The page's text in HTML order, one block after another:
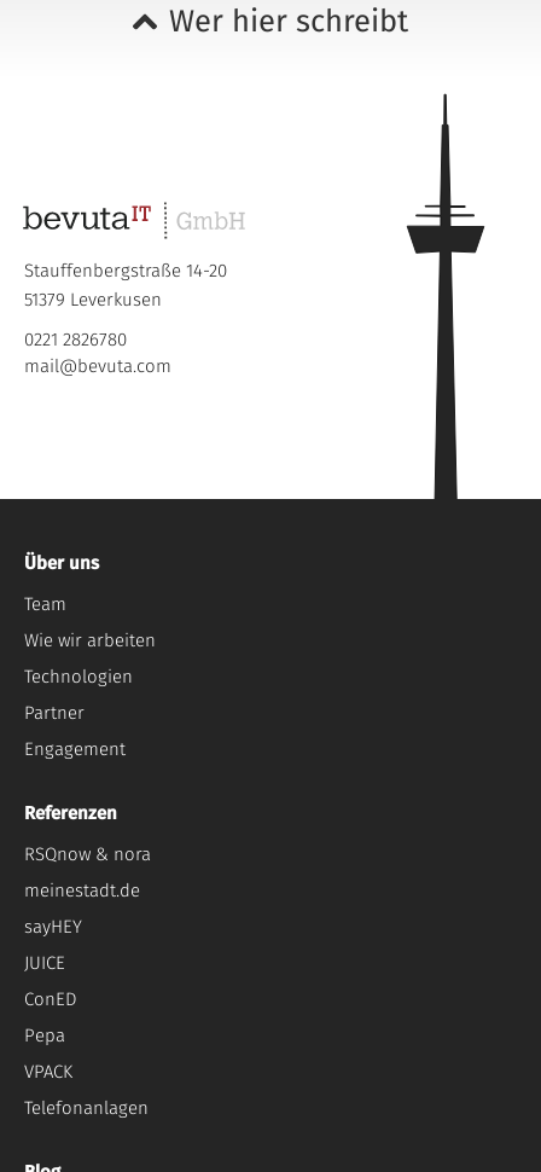
Wer hier schreibt
Stauffenbergstraße 14-20
51379 Leverkusen
0221 2826780
mail@bevuta.com
Über uns
Team
Wie wir arbeiten
Technologien
Partner
Engagement
Referenzen
RSQnow & nora
meinestadt.de
sayHEY
JUICE
ConED
Pepa
VPACK
Telefonanlagen